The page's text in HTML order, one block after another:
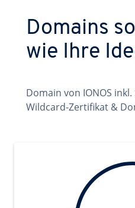
Domains
wie Ihre
Domain von IONOS
Wildcard-Zertifikat &